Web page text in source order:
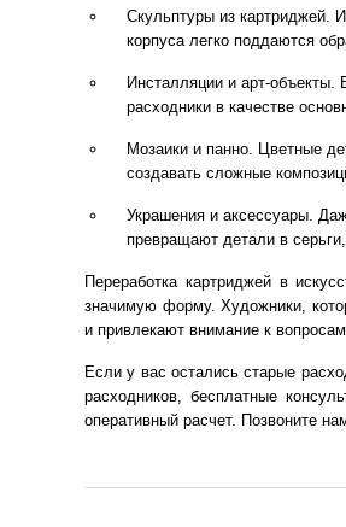
Скульптуры из картриджей.
корпуса легко поддаются
Инсталляции и арт-объекты.
расходники в качестве
Мозаики и панно. Цветные
создавать сложные
Украшения и аксессуары.
превращают детали в
Переработка картриджей в
значимую форму. Художники,
и привлекают внимание к
Если у вас остались старые
расходников, бесплатные
оперативный расчет. Позвоните